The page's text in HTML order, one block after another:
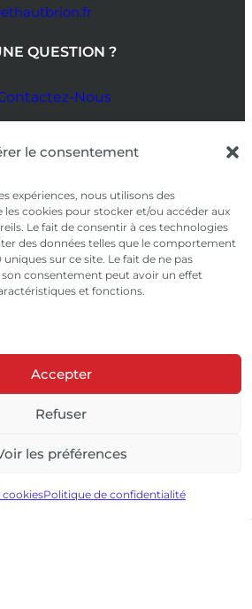
le consentement
expériences, nous utilisons des
cookies pour stocker et/ou accéder aux
Le fait de consentir à ces technologies
des données telles que le comportement
sur ce site. Le fait de ne pas
consentement peut avoir un effet
et fonctions.
Accepter
Refuser
les préférences
cookiesPolitique de confidentialité
QUESTION ?
Nous
Larrivet Haut-Brion |
|Politique de confidentialité
|CGV
EST DANGEREUX POUR LA SANTÉ, À